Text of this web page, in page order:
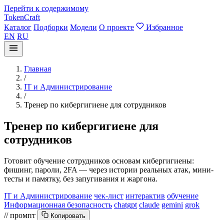
Перейти к содержимому
TokenCraft
Каталог Подборки Модели О проекте
Избранное
EN RU
Главная
/
IT и Администрирование
/
Тренер по кибергигиене для сотрудников
Тренер по кибергигиене для
сотрудников
Готовит обучение сотрудников основам кибергигиены:
фишинг, пароли, 2FA — через истории реальных атак, мини-
тесты и памятку, без запугивания и жаргона.
IT и Администрирование чек-лист интерактив обучение
Информационная безопасность chatgpt claude gemini grok
// промпт
Копировать